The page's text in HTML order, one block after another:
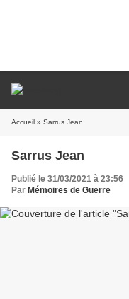
Accueil » Sarrus Jean
Sarrus Jean
Publié le 31/03/2021 à 23:56
Par Mémoires de Guerre